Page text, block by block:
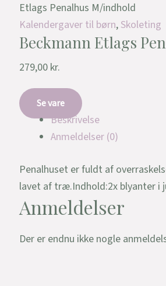
Etlags Penalhus M/indhold
Kalendergaver til børn, Skoleting
Beckmann Etlags
279,00 kr.
Se vare
Beskrivelse
Anmeldelser (0)
Penalhuset er fuldt af
lavet af træ.Indhold:2x blyanter i
Anmeldelser
Der er endnu ikke nogle